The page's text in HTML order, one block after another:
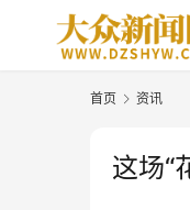
首页 资讯
这场“